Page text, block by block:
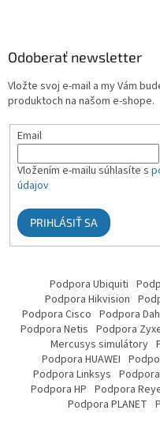
Odoberať newsletter
Vložte svoj e-mail a my Vám
produktoch na našom e-shope.
Email
Vložením e-mailu súhlasíte s
údajov
PRIHLÁSIŤ SA
Podpora Ubiquiti
Podpora Hikvision
Podpora Cisco Podpora
Podpora Netis Podpora
Mercusys simulátory
Podpora HUAWEI
Podpora Linksys
Podpora HP Podpora
Podpora PLANET